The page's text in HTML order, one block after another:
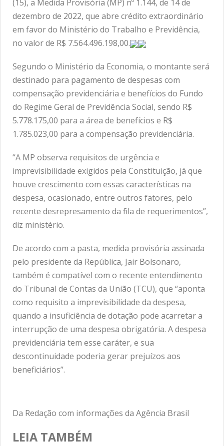
(15), a Medida Provisória (MP) nº 1.144, de 14 de
dezembro de 2022, que abre crédito extraordinário
em favor do Ministério do Trabalho e Previdência,
no valor de R$ 7.564.496.198,00.
Segundo o Ministério da Economia, o montante será
destinado para pagamento de despesas com
compensação previdenciária e benefícios do Fundo
do Regime Geral de Previdência Social, sendo R$
5.778.175,00 para a área de benefícios e R$
1.785.023,00 para a compensação previdenciária.
“A MP observa requisitos de urgência e
imprevisibilidade exigidos pela Constituição, já que
houve crescimento com essas características na
despesa, ocasionado, entre outros fatores, pelo
recente desrepresamento da fila de requerimentos”,
diz ministério.
De acordo com a pasta, medida provisória assinada
pelo presidente da República, Jair Bolsonaro,
também é compatível com o recente entendimento
do Tribunal de Contas da União (TCU), que “aponta
como requisito a imprevisibilidade da despesa,
quando a insuficiência de dotação pode acarretar a
interrupção de uma despesa obrigatória. A despesa
previdenciária tem esse caráter, e sua
descontinuidade poderia gerar prejuízos aos
beneficiários”.
Da Redação com informações da Agência Brasil
LEIA TAMBÉM